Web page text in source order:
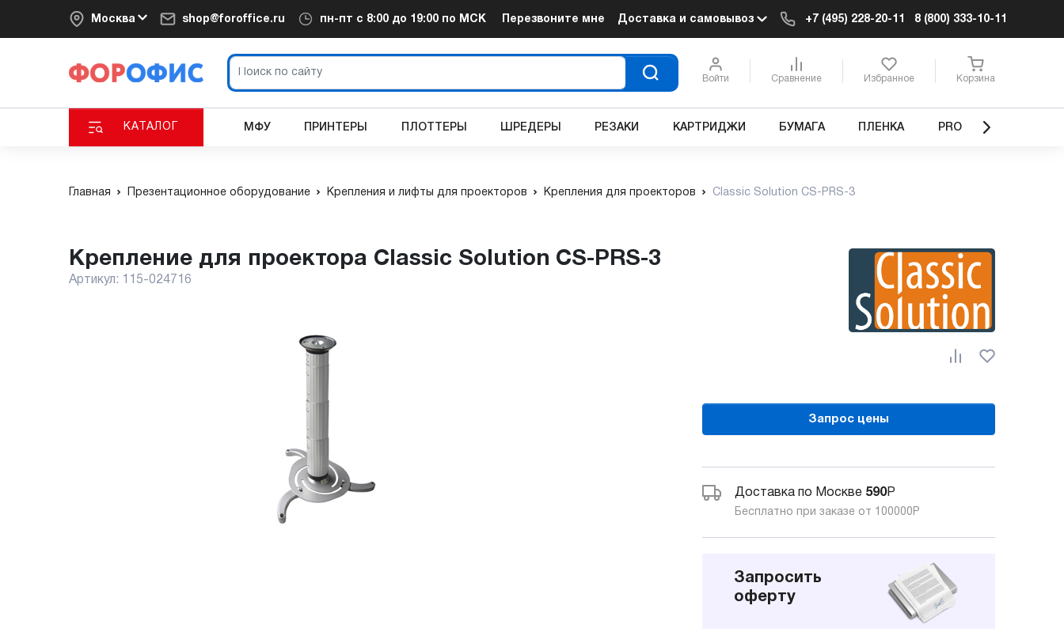
Москва shop@foroffice.ru пн-пт с 8:00 до 19:00 по МСК Перезвоните мне Доставка и самовывоз +7 (495) 228-20-11 8 (800) 333-10-11
Войти Сравнение Избранное Корзина
КАТАЛОГ МФУ ПРИНТЕРЫ ПЛОТТЕРЫ ШРЕДЕРЫ РЕЗАКИ КАРТРИДЖИ БУМАГА ПЛЕНКА PRO
Главная Презентационное оборудование Крепления и лифты для проекторов Крепления для проекторов Classic Solution CS-PRS-3
Крепление для проектора Classic Solution CS-PRS-3
Артикул: 115-024716
Запрос цены
Доставка по Москве 590Р
Бесплатно при заказе от 100000 Р
Запросить
оферту